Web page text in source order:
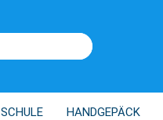
SCHULE HANDGEPÄCK